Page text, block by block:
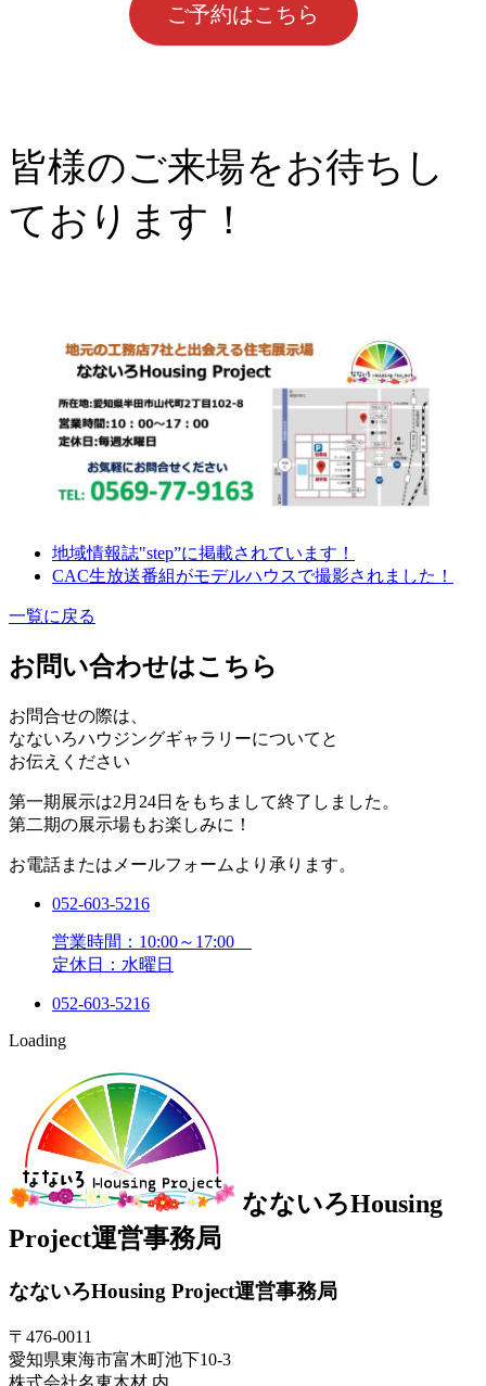
ご予約はこちら
皆様のご来場をお待ちし
ております！
地域情報誌"step”に掲載されています！
CAC生放送番組がモデルハウスで撮影されました！
一覧に戻る
お問い合わせはこちら
お問合せの際は、
なないろハウジングギャラリーについてと
お伝えください
第一期展示は2月24日をもちまして終了しました。
第二期の展示場もお楽しみに！
お電話またはメールフォームより承ります。
052-603-5216
営業時間：10:00～17:00
定休日：水曜日
052-603-5216
Loading
なないろHousing
Project運営事務局
なないろHousing Project運営事務局
〒476-0011
愛知県東海市富木町池下10-3
株式会社名東木材 内